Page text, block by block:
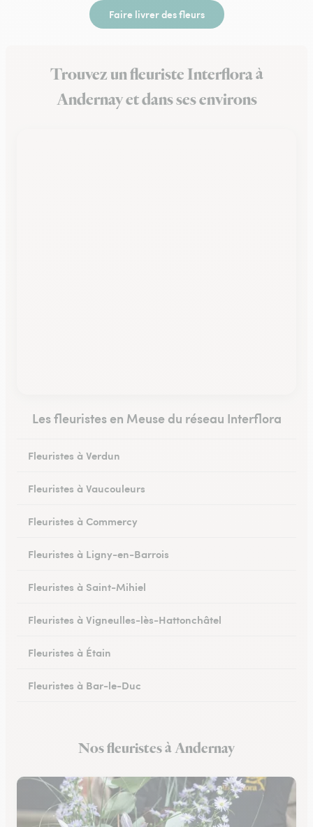
Faire livrer des fleurs
Trouvez un fleuriste Interflora à
Andernay et dans ses environs
Les fleuristes en Meuse du réseau Interflora
Fleuristes à Verdun
Fleuristes à Vaucouleurs
Fleuristes à Commercy
Fleuristes à Ligny-en-Barrois
Fleuristes à Saint-Mihiel
Fleuristes à Vigneulles-lès-Hattonchâtel
Fleuristes à Étain
Fleuristes à Bar-le-Duc
Fleuristes à Clermont-en-Argonne
Nos fleuristes à Andernay